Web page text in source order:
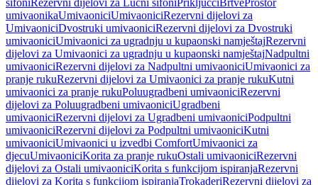
sifoniRezervni dijelovi za Lučni sifoniPriključciBrtveProstor
umivaonikaUmivaoniciUmivaoniciRezervni dijelovi za
UmivaoniciDvostruki umivaoniciRezervni dijelovi za Dvostruki
umivaoniciUmivaonici za ugradnju u kupaonski namještajRezervni
dijelovi za Umivaonici za ugradnju u kupaonski namještajNadpultni
umivaoniciRezervni dijelovi za Nadpultni umivaoniciUmivaonici za
pranje rukuRezervni dijelovi za Umivaonici za pranje rukuKutni
umivaonici za pranje rukuPoluugradbeni umivaoniciRezervni
dijelovi za Poluugradbeni umivaoniciUgradbeni
umivaoniciRezervni dijelovi za Ugradbeni umivaoniciPodpultni
umivaoniciRezervni dijelovi za Podpultni umivaoniciKutni
umivaoniciUmivaonici u izvedbi ComfortUmivaonici za
djecuUmivaoniciKorita za pranje rukuOstali umivaoniciRezervni
dijelovi za Ostali umivaoniciKorita s funkcijom ispiranjaRezervni
dijelovi za Korita s funkcijom ispiranjaTrokaderiRezervni dijelovi za